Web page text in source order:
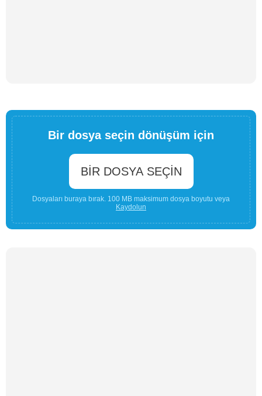
Bir dosya seçin dönüşüm için
BIR DOSYA SEÇIN
Dosyaları buraya bırak. 100 MB maksimum dosya boyutu veya
Kaydolun